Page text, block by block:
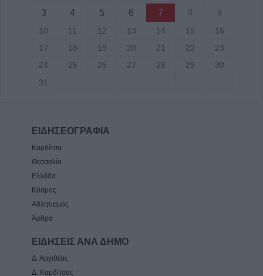
3
4 5 6 7 8
9
10
11 12 13 14 15
16
17
18 19 20 21 22
23
24
25 26 27 28 29
30
31
ΕΙΔΗΣΕΟΓΡΑΦΙΑ
Καρδίτσα
Θεσσαλία
Ελλάδα
Κόσμος
Αθλητισμός
Άρθρα
ΕΙΔΗΣΕΙΣ ΑΝΑ ΔΗΜΟ
Δ. Αργιθέας
Δ. Καρδίτσας